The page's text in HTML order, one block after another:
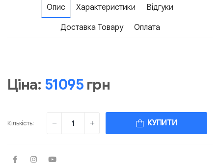
Опис Характеристики Відгуки
Доставка Товару Оплата
Ціна: 51095грн
Кількість: КУПИТИ